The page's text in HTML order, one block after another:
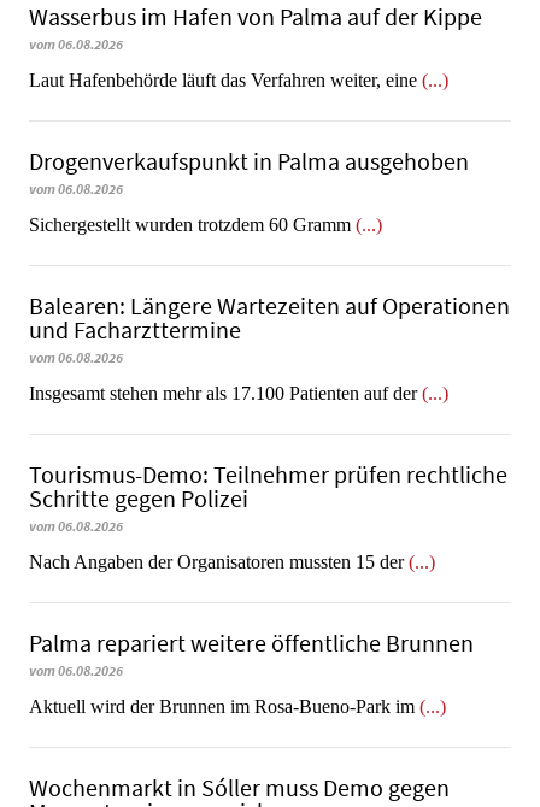
Wasserbus im Hafen von Palma auf der Kippe
vom 06.08.2026
Laut Hafenbehörde läuft das Verfahren weiter, eine (...)
Dro­gen­ver­kaufs­punkt in Palma ausgehoben
vom 06.08.2026
​​​​​​​Sichergestellt wurden trotzdem 60 Gramm (...)
Balearen: Längere Wartezeiten auf Operationen
und Facharzttermine
vom 06.08.2026
Insgesamt stehen mehr als 17.100 Patienten auf der(...)
Tourismus-Demo: Teilnehmer prüfen rechtliche
Schritte gegen Polizei
vom 06.08.2026
Nach Angaben der Organisatoren mussten 15 der(...)
Palma repariert weitere öffentliche Brunnen
vom 06.08.2026
Aktuell wird der Brunnen im Rosa-Bueno-Park im (...)
Wochenmarkt in Sóller muss Demo gegen